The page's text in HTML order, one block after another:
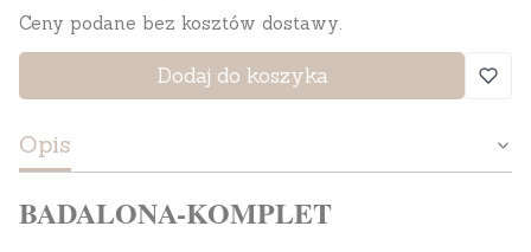
Ceny podane bez kosztów dostawy.
Dodaj do koszyka
Opis
BADALONA-KOMPLET